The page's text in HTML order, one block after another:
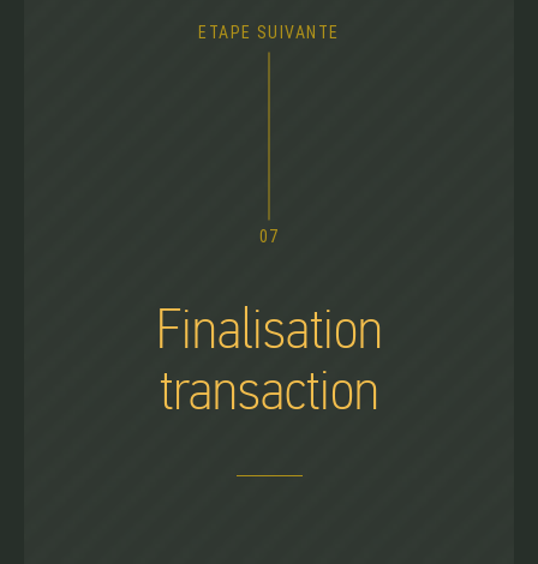
07
Finalisation
transaction
ETAPE SUIVANTE